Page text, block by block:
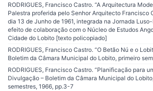
RODRIGUES, Francisco Castro. “A Arquitectura
Palestra proferida pelo Senhor Arquitecto Francisco
dia 13 de Junho de 1961, integrada na Jornada
efeito de colaboração com o Núcleo de Estudos
Cidade do Lobito [texto policopiado]
RODRIGUES, Francisco Castro. “O Betão Nú e o
Boletim da Câmara Municipal do Lobito, primeiro
RODRIGUES, Francisco Castro. “Planificação para
Divulgação – Boletim da Câmara Municipal do
semestres, 1966, pp.3-7